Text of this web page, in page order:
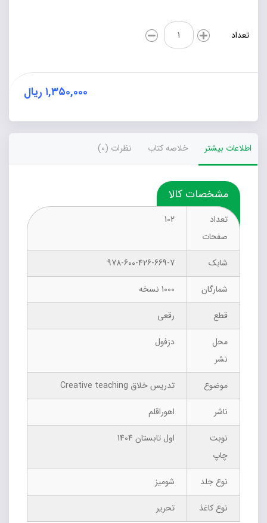
تعداد
معلمان
خلاق،
دانش‌آموزان
عدد
۱,۳۵۰,۰۰۰ ریال
اطلاعات بیشتر خلاصه کتاب نظرات (0)
مشخصات کالا
تعداد
صفحات
102
شابک
978-600-426-669-7
شمارگان
1000 نسخه
قطع
رقعی
محل
نشر
دزفول
موضوع
تدریس خلاق Creative teaching
ناشر
اهوراقلم
نوبت
چاپ
اول تابستان 1404
نوع جلد
شومیز
نوع کاغذ
تحریر